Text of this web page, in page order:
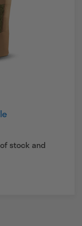
stock and